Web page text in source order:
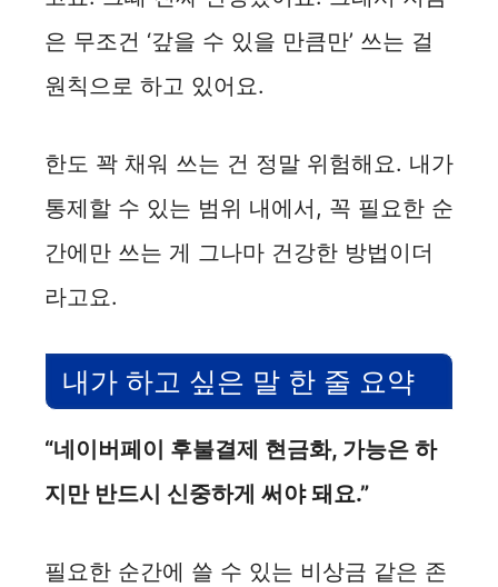
은 무조건 ‘갚을 수 있을 만큼만’ 쓰는 걸
원칙으로 하고 있어요.
한도 꽉 채워 쓰는 건 정말 위험해요. 내가
통제할 수 있는 범위 내에서, 꼭 필요한 순
간에만 쓰는 게 그나마 건강한 방법이더
라고요.
내가 하고 싶은 말 한 줄 요약
“네이버페이 후불결제 현금화, 가능은 하
지만 반드시 신중하게 써야 돼요.”
필요한 순간에 쓸 수 있는 비상금 같은 존